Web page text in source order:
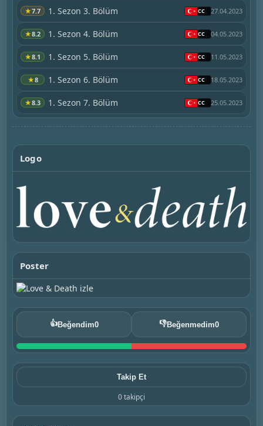
★7.7 1. Sezon 3. Bölüm 27.04.2023
★8.2 1. Sezon 4. Bölüm 04.05.2023
★8.1 1. Sezon 5. Bölüm 11.05.2023
★8 1. Sezon 6. Bölüm 18.05.2023
★8.3 1. Sezon 7. Bölüm 25.05.2023
Logo
Poster
👍Beğendim0 👎Beğenmedim0
Takip Et
0 takipçi